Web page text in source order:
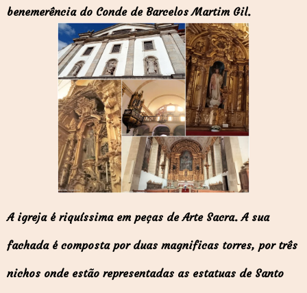
benemerência do Conde de Barcelos Martim Gil.
A igreja é riquíssima em peças de Arte Sacra. A sua
fachada é composta por duas magnificas torres, por três
nichos onde estão representadas as estatuas de Santo